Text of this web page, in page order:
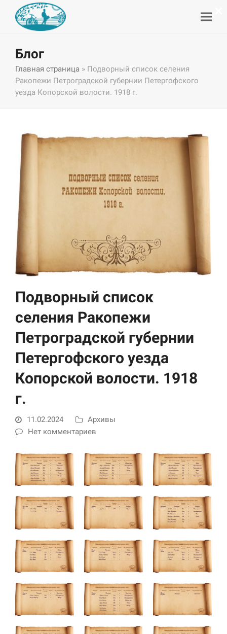
Блог
Главная страница » Подворный список селения
Ракопежи Петроградской губернии Петергофского
уезда Копорской волости. 1918 г.
Подворный список
селения Ракопежи
Петроградской губернии
Петергофского уезда
Копорской волости. 1918
г.
11.02.2024
Архивы
Нет комментариев
Необходимые
Использование
этих файлов cookie
обязательно. Они
необходимы для
функционирования
улучшить
функциональность
и структуру веб-
сайта, исходя из
того, как он
используется.
Пользовательский
опыт
Для обеспечения
максимально
эффективной работы
нашего сайта во
время вашего
посещения, отказ от
файлов cookie